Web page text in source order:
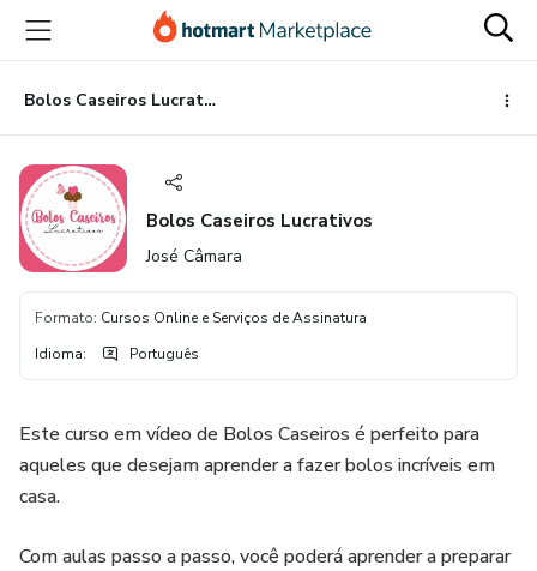
para
conteúdo
principal
para
pagamento
para
rodapé
Bolos Caseiros Lucrativos
Bolos Caseiros Lucrativos
José Câmara
Formato: Cursos Online e Serviços de Assinatura
Idioma: Português
Este curso em vídeo de Bolos Caseiros é perfeito para
aqueles que desejam aprender a fazer bolos incríveis em
casa.
Com aulas passo a passo, você poderá aprender a preparar